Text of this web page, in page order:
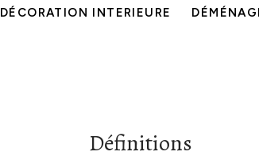
DÉCORATION INTERIEURE
Définitions